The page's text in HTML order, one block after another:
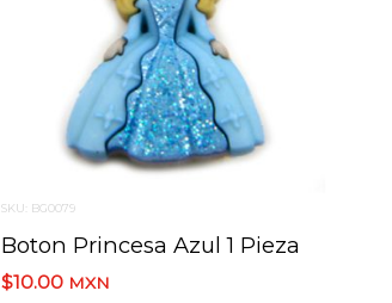
SKU: BG0079
Boton Princesa Azul 1 Pieza
$10.00 MXN